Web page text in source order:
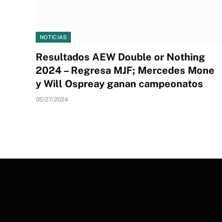
NOTICIAS
Resultados AEW Double or Nothing
2024 – Regresa MJF; Mercedes Mone
y Will Ospreay ganan campeonatos
05/27/2024